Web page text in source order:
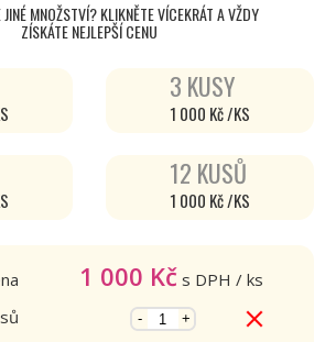
JINÉ MNOŽSTVÍ? KLIKNĚTE VÍCEKRÁT A VŽDY
ZÍSKÁTE NEJLEPŠÍ CENU
3 KUSY
1 000 Kč /KS
12 KUSŮ
1 000 Kč /KS
1 000 Kč s DPH / ks
- +